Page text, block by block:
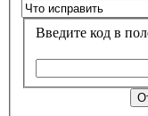
Введите код в